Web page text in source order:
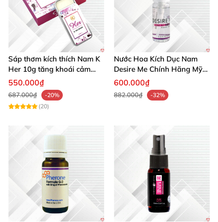
Sáp thơm kích thích Nam K
Her 10g tăng khoái cảm
phái mạnh
550.000₫
687.000₫
-20%
(20)
Nước Hoa Kích Dục Nam
Desire Me Chính Hãng Mỹ
Tăng Khoái Cảm
600.000₫
882.000₫ -32%